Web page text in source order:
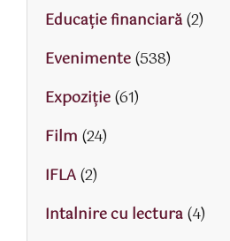
Educaţie financiară(2)
Evenimente(538)
Expoziție(61)
Film (24)
IFLA(2)
Intalnire cu lectura(4)